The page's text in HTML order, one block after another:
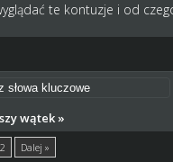
te kontuzje i od
wątek»
2 Dalej »